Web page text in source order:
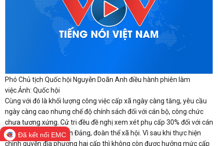
Phó Chủ tịch Quốc hội Nguyễn Doãn Anh điều hành phiên làm
việc.Ảnh: Quốc hội
Cùng với đó là khối lượng công việc cấp xã ngày càng tăng, yêu cầu
ngày càng cao nhưng chế độ chính sách đối với cán bộ, công chức
chưa tương xứng. Cử tri đều đề nghị xem xét phụ cấp 30% đối với cán
bộ, công chức cơ quan Đảng, đoàn thể xã hội. Vì sau khi thực hiện
chính quyền địa phương hai cấp thì không còn được hưởng mức cấp
Đã kết nối EMC